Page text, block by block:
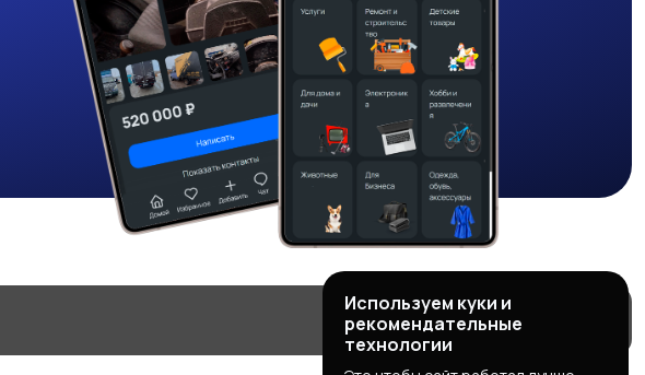
Используем куки и
рекомендательные
технологии